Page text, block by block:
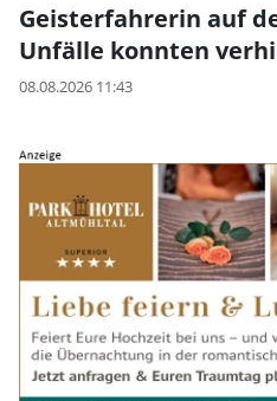
Geisterfahrerin auf
Unfälle konnten
08.08.2026 11:43